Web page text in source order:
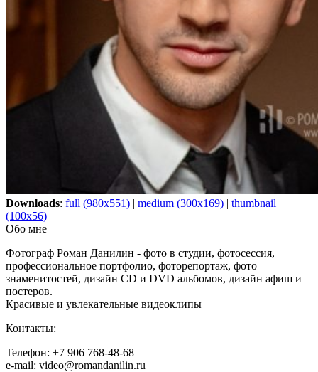
Downloads: full (980x551) | medium (300x169) | thumbnail
(100x56)
Обо мне
Фотограф Роман Данилин - фото в студии, фотосессия,
профессиональное портфолио, фоторепортаж, фото
знаменитостей, дизайн CD и DVD альбомов, дизайн афиш и
постеров.
Красивые и увлекательные видеоклипы
Контакты:
Телефон: +7 906 768-48-68
e-mail: video@romandanilin.ru